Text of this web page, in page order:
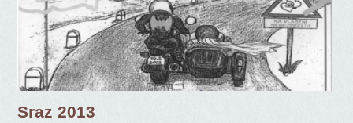
Sraz 2013